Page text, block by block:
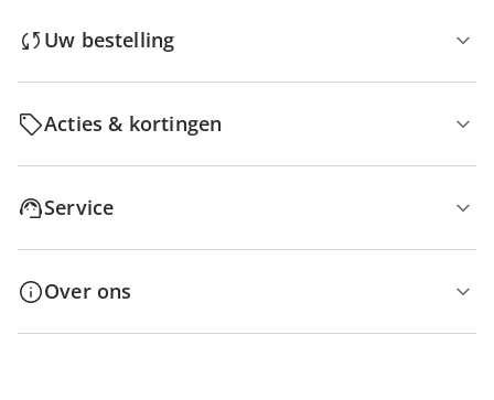
Uw bestelling
Acties & kortingen
Service
Over ons